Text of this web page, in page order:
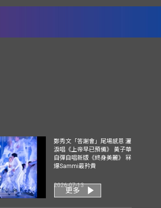
鄭秀文「答謝會」尾場感恩 灑
淚唱《上帝早已預備》 黃子華
自彈自唱新版《終身美麗》 冧
爆Sammi最矜貴
2026-07-13
更多